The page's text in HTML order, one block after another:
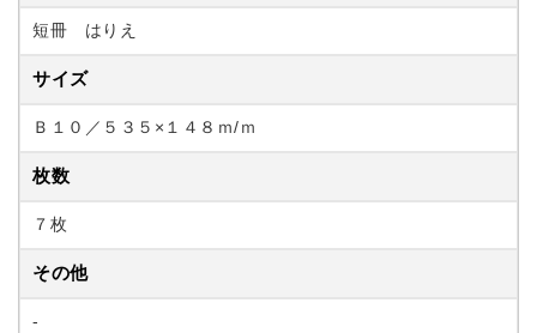
短冊 はりえ
サイズ
Ｂ１０／５３５×１４８ｍ/ｍ
枚数
７枚
その他
-